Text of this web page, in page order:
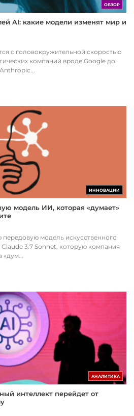
ОБЗОР
AI: какие модели изменят мир и
с головокружительной скоростью
компаний вроде Google до
ИННОВАЦИИ
модель ИИ, которая «думает»
модель искусственного
3.7 Sonnet, которую компания
«дум...
АНАЛИТИКА
интеллект перейдет от